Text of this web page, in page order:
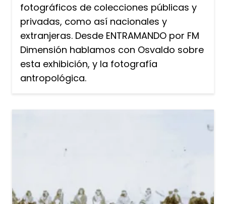
fotográficos de colecciones públicas y
privadas, como así nacionales y
extranjeras. Desde ENTRAMANDO por FM
Dimensión hablamos con Osvaldo sobre
esta exhibición, y la fotografía
antropológica.